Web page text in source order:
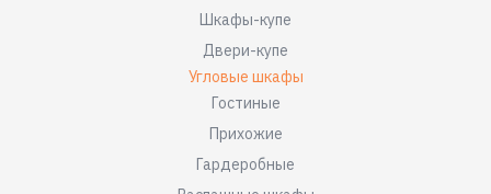
Шкафы-купе
Двери-купе
Угловые шкафы
Гостиные
Прихожие
Гардеробные